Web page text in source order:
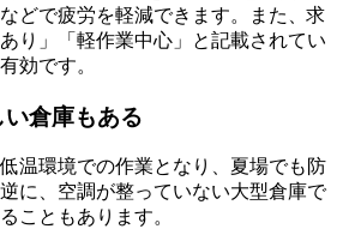
どで疲労を軽減できます。また、求
り」「軽作業中心」と記載されてい
効です。
倉庫もある
温環境での作業となり、夏場でも防
に、空調が整っていない大型倉庫で
こともあります。